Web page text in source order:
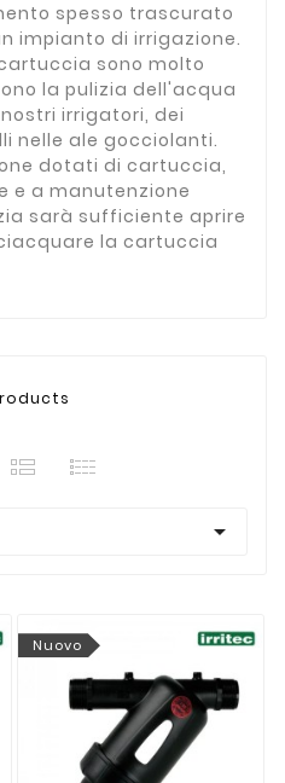
spesso trascurato
impianto di irrigazione.
sono molto
la pulizia dell'acqua
irrigatori, dei
nelle ale gocciolanti.
dotati di cartuccia,
e a manutenzione
sarà sufficiente aprire
la cartuccia

Nuovo